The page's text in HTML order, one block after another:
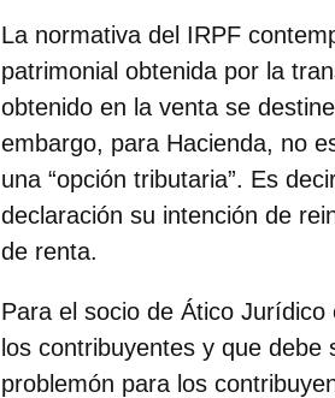
La normativa del IRPF
patrimonial obtenida por la
obtenido en la venta se
embargo, para Hacienda, no
una “opción tributaria”. Es
declaración su intención de
de renta.
Para el socio de Ático Jurídico
los contribuyentes y que
problemón para los